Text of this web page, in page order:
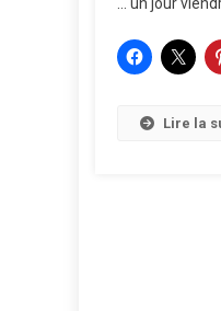
… un jour
Lire la